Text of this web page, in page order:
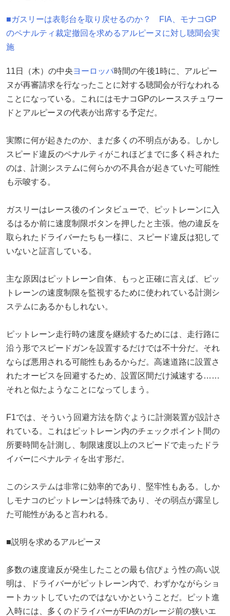
■ガスリーは表彰台を取り戻せるのか？ FIA、モナコGP
のペナルティ裁定撤回を求めるアルピーヌに対し聴聞会実
施
11日（木）の中央ヨーロッパ時間の午後1時に、アルピー
ヌが再審請求を行なったことに対する聴聞会が行なわれる
ことになっている。これにはモナコGPのレーススチュワー
ドとアルピーヌの代表が出席する予定だ。
実際に何が起きたのか、まだ多くの不明点がある。しかし
スピード違反のペナルティがこれほどまでに多く科された
のは、計測システムに何らかの不具合が起きていた可能性
も示唆する。
ガスリーはレース後のインタビューで、ピットレーンに入
るはるか前に速度制限ボタンを押したと主張。他の違反を
取られたドライバーたちも一様に、スピード違反は犯して
いないと証言している。
主な原因はピットレーン自体、もっと正確に言えば、ピッ
トレーンの速度制限を監視するために使われている計測シ
ステムにあるかもしれない。
ピットレーン走行時の速度を継続するためには、走行路に
沿う形でスピードガンを設置するだけでは不十分だ。それ
ならば悪用される可能性もあるからだ。高速道路に設置さ
れたオービスを回避するため、設置区間だけ減速する……
それと似たようなことになってしまう。
F1では、そういう回避方法を防ぐように計測装置が設計さ
れている。これはピットレーン内のチェックポイント間の
所要時間を計測し、制限速度以上のスピードで走ったドラ
イバーにペナルティを出す形だ。
このシステムは非常に効率的であり、堅牢性もある。しか
しモナコのピットレーンは特殊であり、その弱点が露呈し
た可能性があると言われる。
■説明を求めるアルピーヌ
多数の速度違反が発生したことの最も信ぴょう性の高い説
明は、ドライバーがピットレーン内で、わずかながらショ
ートカットしていたのではないかということだ。ピット進
入時には、多くのドライバーがFIAのガレージ前の狭いエ